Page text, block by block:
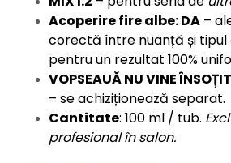
Acoperire fire albe: DA –
corectă între nuanță și tipul
pentru un rezultat 100%
VOPSEAUĂ NU VINE
– se achiziționează separat.
Cantitate: 100 ml / tub.
profesional în salon.